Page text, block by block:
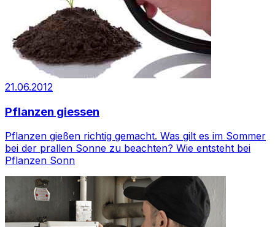
21.06.2012
Pflanzen giessen
Pflanzen gießen richtig gemacht. Was gilt es im Sommer
bei der prallen Sonne zu beachten? Wie entsteht bei
Pflanzen Sonn